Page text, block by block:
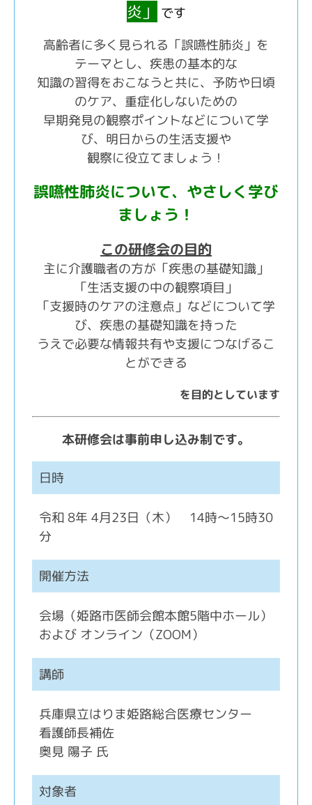
炎」
です
高齢者に多く見られる「誤嚥性肺炎」を
テーマとし、疾患の基本的な
知識の習得をおこなうと共に、予防や日頃
のケア、重症化しないための
早期発見の観察ポイントなどについて学
び、明日からの生活支援や
観察に役立てましょう！
誤嚥性肺炎について、やさしく学び
ましょう！
この研修会の目的
主に介護職者の方が「疾患の基礎知識」
「生活支援の中の観察項目」
「支援時のケアの注意点」などについて学
び、疾患の基礎知識を持った
うえで必要な情報共有や支援につなげるこ
とができる
を目的としています
本研修会は事前申し込み制です。
日時
令和 8年 4月23日（木） 14時～15時30
分
開催方法
会場（姫路市医師会館本館5階中ホール）
および オンライン（ZOOM）
講師
兵庫県立はりま姫路総合医療センター
看護師長補佐
奥見 陽子 氏
対象者